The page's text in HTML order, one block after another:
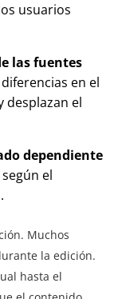
usuarios
las fuentes
en el
desplazan el
dependiente
el
Muchos
la edición.
hasta el